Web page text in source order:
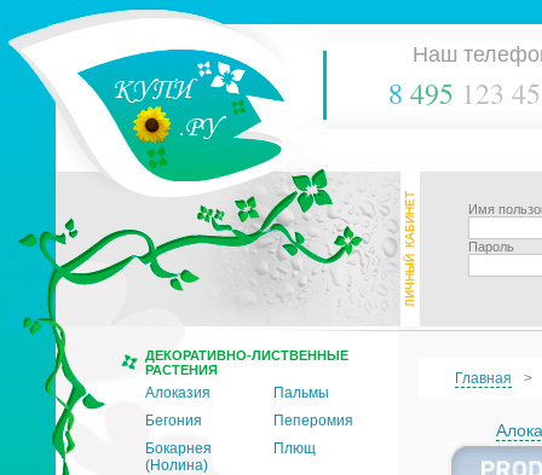
Наш
8 495 123
Имя
Пароль
ДЕКОРАТИВНО-ЛИСТВЕННЫЕ
РАСТЕНИЯ
Алоказия
Пальмы
Бегония
Пеперомия
Бокарнея
(Нолина)
Плющ
Главная